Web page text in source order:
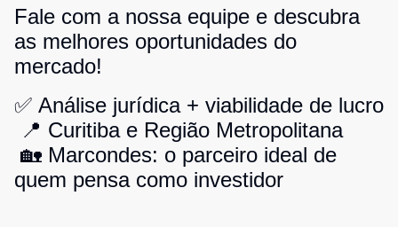
Fale com a nossa equipe e descubra
as melhores oportunidades do
mercado!
✅ Análise jurídica + viabilidade de lucro
📍 Curitiba e Região Metropolitana
🏡 Marcondes: o parceiro ideal de
quem pensa como investidor